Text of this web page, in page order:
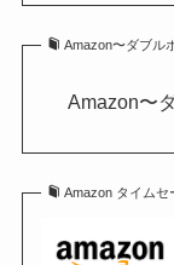
Amazon〜ダブル
Amazon〜
Amazon タイムセ